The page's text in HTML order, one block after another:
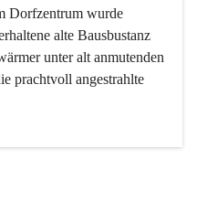
Dorfzentrum wurde
alte Bausbustanz
unter alt anmutenden
prachtvoll angestrahlte
mehr, ist aber integrativer